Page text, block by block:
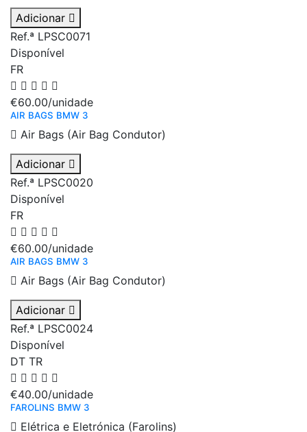
Adicionar
Ref.ª LPSC0071
Disponível
FR
€60.00/unidade
AIR BAGS BMW 3
Air Bags (Air Bag Condutor)
Adicionar
Ref.ª LPSC0020
Disponível
FR
€60.00/unidade
AIR BAGS BMW 3
Air Bags (Air Bag Condutor)
Adicionar
Ref.ª LPSC0024
Disponível
DT TR
€40.00/unidade
FAROLINS BMW 3
Elétrica e Eletrónica (Farolins)